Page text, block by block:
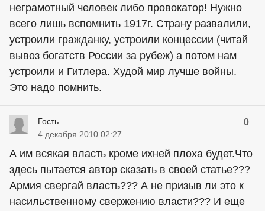
неграмотный человек либо провокатор! Нужно
всего лишь вспомнить 1917г. Страну развалили,
устроили гражданку, устроили концессии (читай
вывоз богатств России за рубеж) а потом нам
устроили и Гитлера. Худой мир лучше войны.
Это надо помнить.
Гость 0
4 декабря 2010 02:27
А им всякая власть кроме ихней плоха будет.Что
здесь пытается автор сказать в своей статье???
Армия свергай власть??? А не призыв ли это к
насильственному свержению власти??? И еще